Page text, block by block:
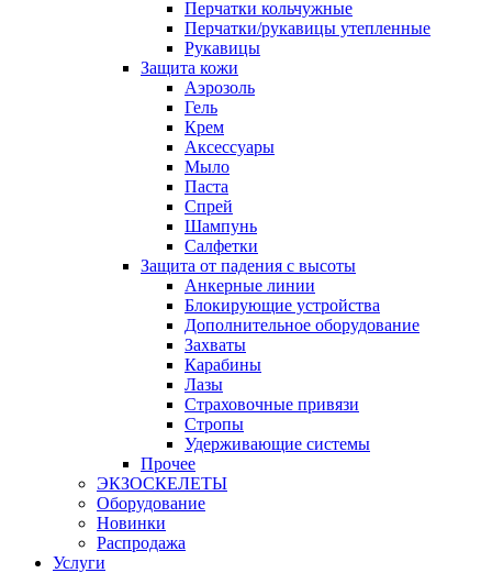
Перчатки кольчужные
Перчатки/рукавицы утепленные
Рукавицы
Защита кожи
Аэрозоль
Гель
Крем
Аксессуары
Мыло
Паста
Спрей
Шампунь
Салфетки
Защита от падения с высоты
Анкерные линии
Блокирующие устройства
Дополнительное оборудование
Захваты
Карабины
Лазы
Страховочные привязи
Стропы
Удерживающие системы
Прочее
ЭКЗОСКЕЛЕТЫ
Оборудование
Новинки
Распродажа
Услуги